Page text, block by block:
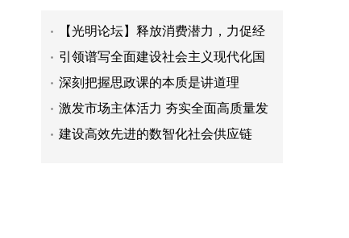
济回暖
引领谱写全面建设社会主义现代化国
家崭新篇章的纲领性文献
深刻把握思政课的本质是讲道理
激发市场主体活力 夯实全面高质量发
展基础
建设高效先进的数智化社会供应链
稳消费重在稳消费预期